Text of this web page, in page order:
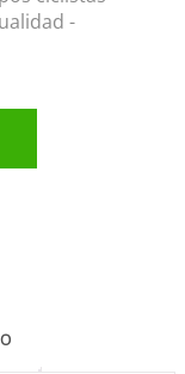
-